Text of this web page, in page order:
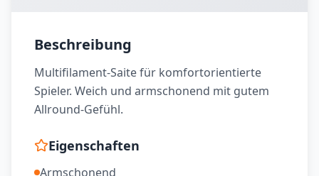
Beschreibung
Multifilament-Saite für komfortorientierte
Spieler. Weich und armschonend mit gutem
Allround-Gefühl.
Eigenschaften
Armschonend